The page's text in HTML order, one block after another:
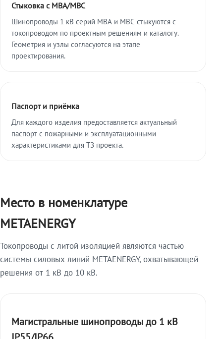
Стыковка с МВА/МВС
Шинопроводы 1 кВ серий МВА и МВС стыкуются с
токопроводом по проектным решениям и каталогу.
Геометрия и узлы согласуются на этапе
проектирования.
Паспорт и приёмка
Для каждого изделия предоставляется актуальный
паспорт с пожарными и эксплуатационными
характеристиками для ТЗ проекта.
Место в номенклатуре
METAENERGY
Токопроводы с литой изоляцией являются частью
системы силовых линий METAENERGY, охватывающей
решения от 1 кВ до 10 кВ.
Магистральные шинопроводы до 1 кВ